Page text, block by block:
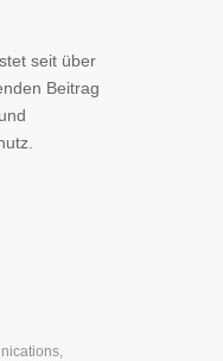
seit über
Beitrag